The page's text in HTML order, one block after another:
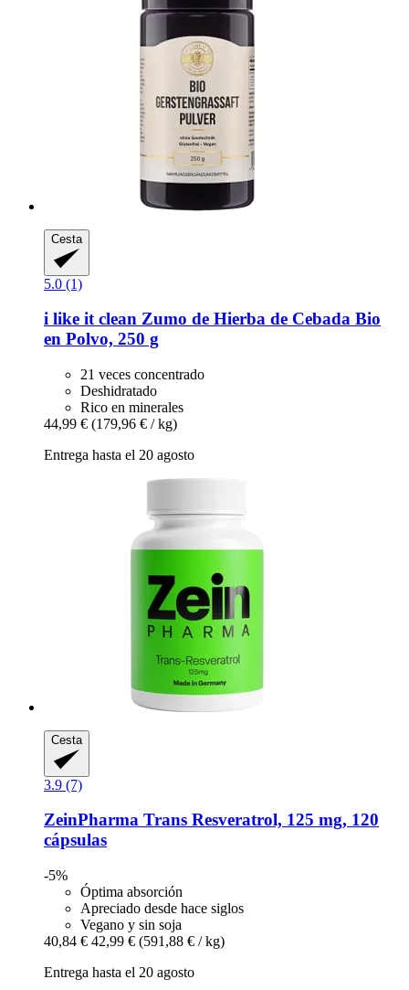
Cesta
5.0 (1)
i like it clean Zumo de Hierba de Cebada Bio
en Polvo, 250 g
21 veces concentrado
Deshidratado
Rico en minerales
44,99 € (179,96 € / kg)
Entrega hasta el 20 agosto
Cesta
3.9 (7)
ZeinPharma Trans Resveratrol, 125 mg, 120
cápsulas
-5%
Óptima absorción
Apreciado desde hace siglos
Vegano y sin soja
40,84 € 42,99 € (591,88 € / kg)
Entrega hasta el 20 agosto